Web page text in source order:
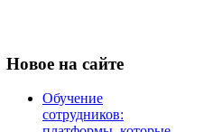
Новое на сайте
Обучение
сотрудников: